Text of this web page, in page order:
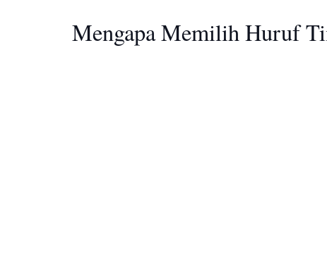
Mengapa Memilih Huruf